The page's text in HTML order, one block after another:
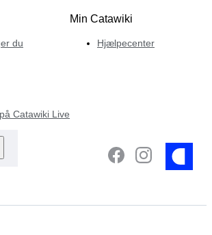
du
Catawiki Live
Min Catawiki
Hjælpecenter